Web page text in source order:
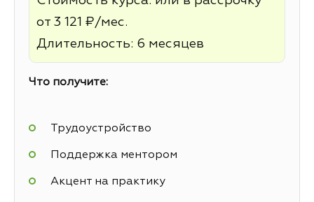
от 3 121 ₽/мес.
Длительность: 6 месяцев
Что получите:
Трудоустройство
Поддержка ментором
Акцент на практику